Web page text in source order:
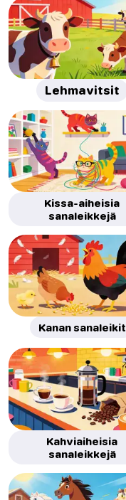
Lehmavitsit
Kissa-aiheisia
sanaleikkejä
Kanan sanaleikit
Kahviaiheisia
sanaleikkejä